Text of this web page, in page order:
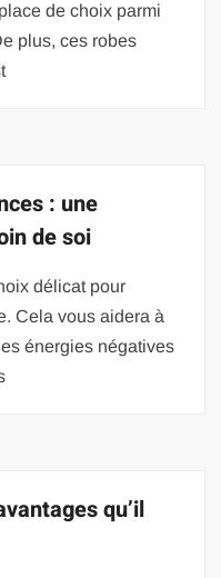
de choix parmi
plus, ces robes
: une
de soi
délicat pour
Cela vous aidera à
énergies négatives
qu’il